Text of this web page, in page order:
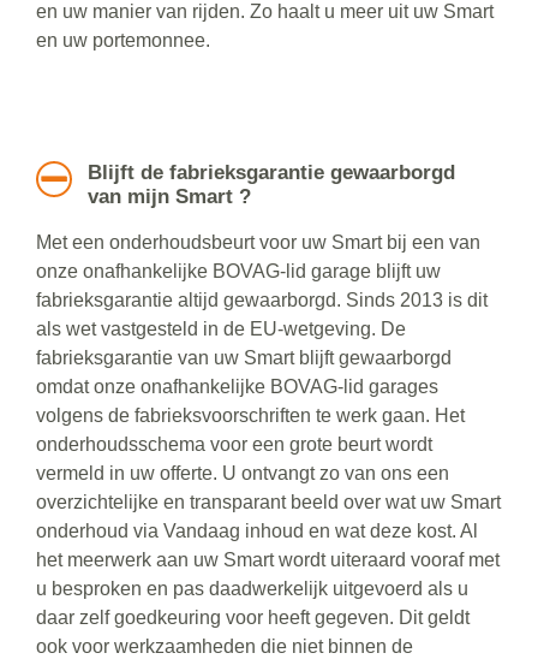
en uw manier van rijden. Zo haalt u meer uit uw Smart
en uw portemonnee.
Blijft de fabrieksgarantie gewaarborgd
van mijn Smart ?
Met een onderhoudsbeurt voor uw Smart bij een van
onze onafhankelijke BOVAG-lid garage blijft uw
fabrieksgarantie altijd gewaarborgd. Sinds 2013 is dit
als wet vastgesteld in de EU-wetgeving. De
fabrieksgarantie van uw Smart blijft gewaarborgd
omdat onze onafhankelijke BOVAG-lid garages
volgens de fabrieksvoorschriften te werk gaan. Het
onderhoudsschema voor een grote beurt wordt
vermeld in uw offerte. U ontvangt zo van ons een
overzichtelijke en transparant beeld over wat uw Smart
onderhoud via Vandaag inhoud en wat deze kost. Al
het meerwerk aan uw Smart wordt uiteraard vooraf met
u besproken en pas daadwerkelijk uitgevoerd als u
daar zelf goedkeuring voor heeft gegeven. Dit geldt
ook voor werkzaamheden die niet binnen de